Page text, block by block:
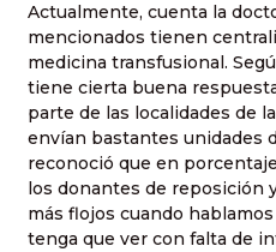
Actualmente, cuenta la
mencionados tienen
medicina transfusional.
tiene cierta buena
parte de las localidades de
envían bastantes unidades
reconoció que en
los donantes de reposición
más flojos cuando
tenga que ver con falta de